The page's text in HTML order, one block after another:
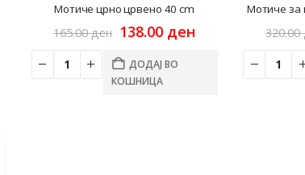
Мотиче црно црвено 40 cm
165.00ден Original
was:
165.00 ден.
138.00 денCurrent
138.00 ден.
ДОДАЈ ВО
КОШНИЦА
Мотиче за
320.00